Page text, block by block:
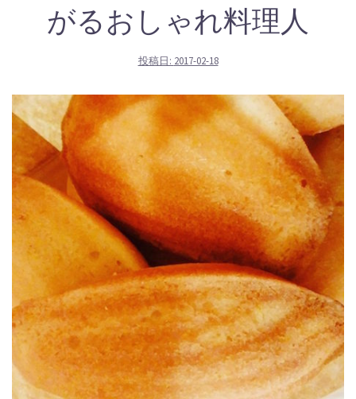
がるおしゃれ料理人
投稿日: 2017-02-18